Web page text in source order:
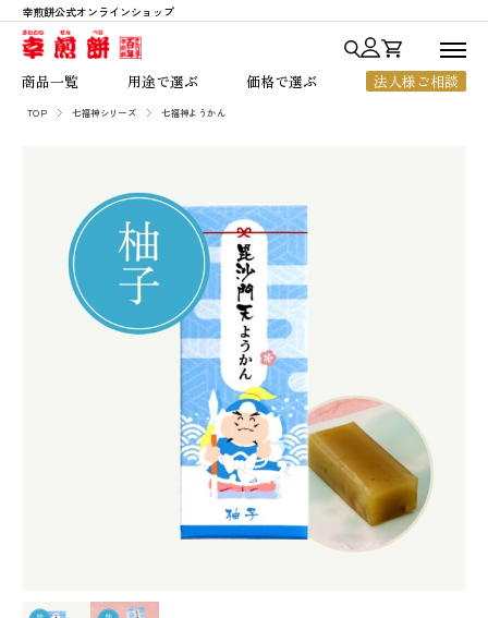
幸煎餅公式オンラインショップ
商品一覧
銀座七福神
おいしいハート
のれん百年
用途で選ぶ
法人様向けギフト
ちょっとした贈り物
ご自宅用
価格で選ぶ
2,001円～3,000円
3,001円～5,000円
5,001円以上
法人様ご相談
商品一覧
用途で選ぶ
幸煎餅のこだわり
ご利用ガイド
よくあるご質問
お客様の声
店舗のご案内
会社概要
お知らせ
法人様 ご相談窓口
お問い合わせ
TOP 七福神シリーズ 七福神ようかん